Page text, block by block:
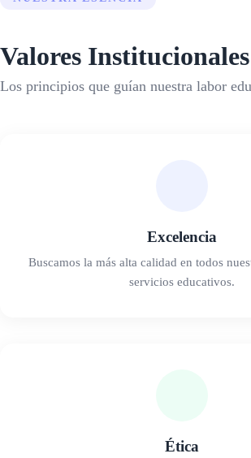
Valores Institucionales
Los principios que guían nuestra labor
Excelencia
Buscamos la más alta calidad en todos
servicios educativos.
Ética